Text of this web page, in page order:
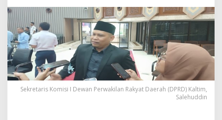
o
r
o
n
g
O
P
D
M
k
Sekretaris Komisi I Dewan Perwakilan Rakyat Daerah (DPRD) Kaltim,
Salehuddin